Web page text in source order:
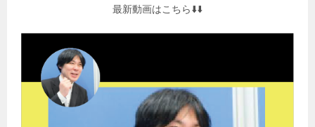
最新動画はこちら⬇️⬇️